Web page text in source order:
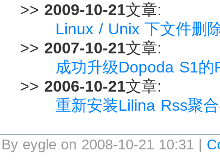
>> 2009-10-21文章:
Linux / Unix 下文件删
>> 2007-10-21文章:
成功升级Dopoda S1的
>> 2006-10-21文章:
重新安装Lilina Rss聚
By eygle on 2008-10-21 10:31 |